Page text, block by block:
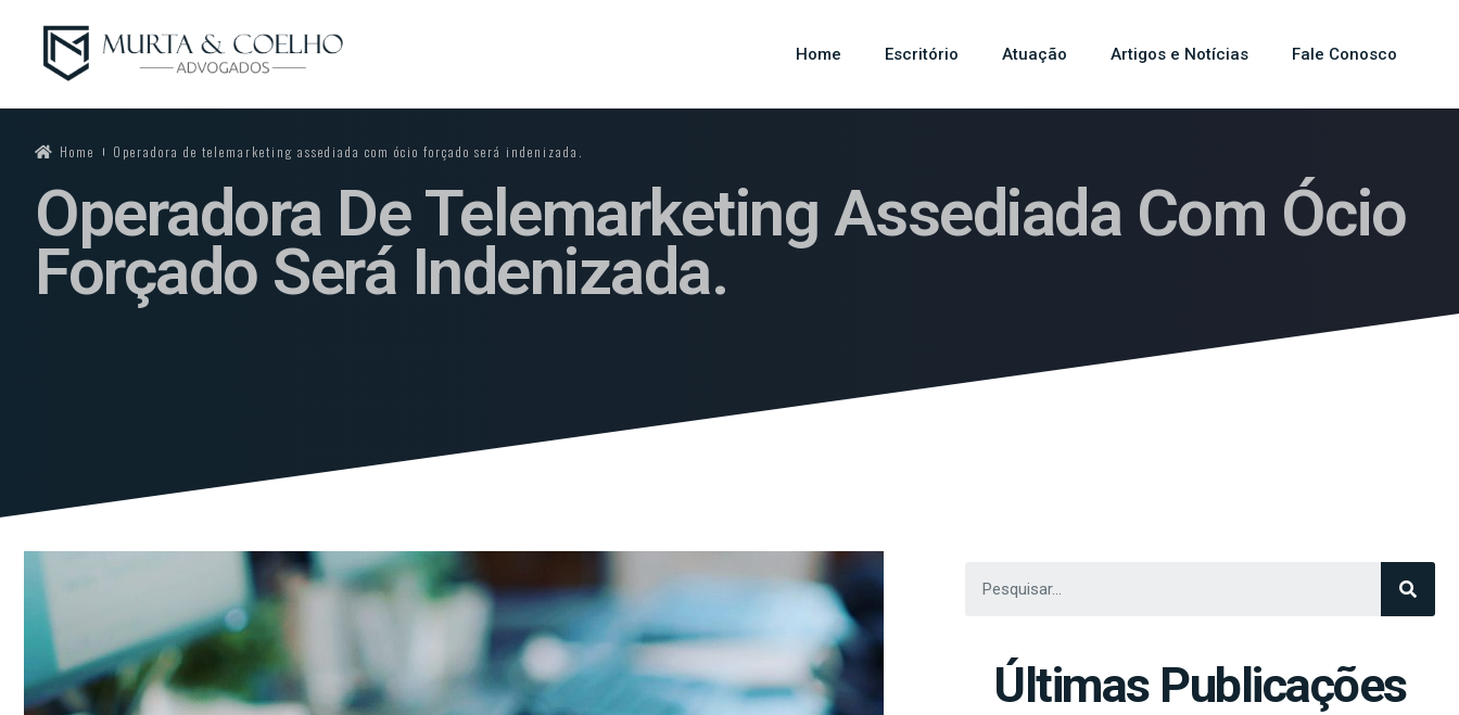
Home Escritório Atuação Artigos e Notícias Fale Conosco
Home Operadora de telemarketing assediada com ócio forçado será indenizada.
Operadora De Telemarketing Assediada Com Ócio
Forçado Será Indenizada.
Últimas Publicações